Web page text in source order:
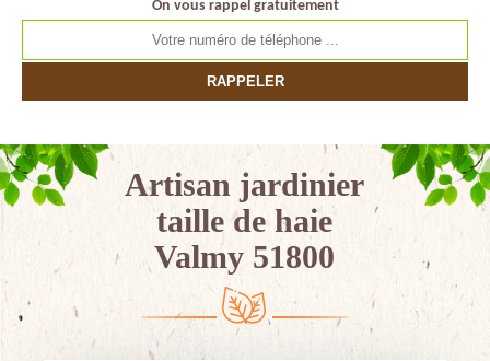
On vous rappel gratuitement
Artisan jardinier
taille de haie
Valmy 51800